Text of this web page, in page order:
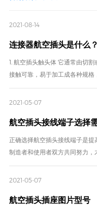
2021-08-14
连接器航空插头是什么
1. 航空插头触头体 它通常由切
接触可靠，易于加工成各种规格
2021-05-07
航空插头接线端子选择
正确选择航空插头接线端子是
制造者和使用者双方共同努力，
2021-05-07
航空插头插座图片型号